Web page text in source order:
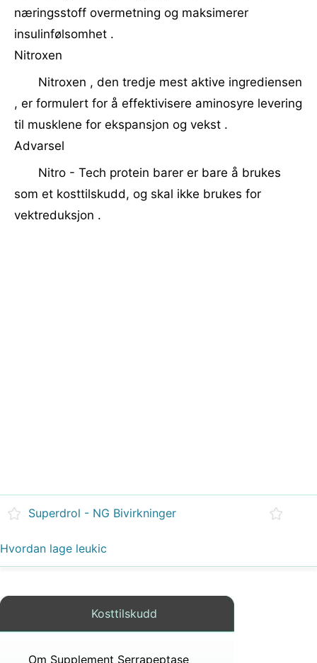
næringsstoff overmetning og maksimerer
insulinfølsomhet .
Nitroxen
Nitroxen , den tredje mest aktive ingrediensen
, er formulert for å effektivisere aminosyre levering
til musklene for ekspansjon og vekst .
Advarsel
Nitro - Tech protein barer er bare å brukes
som et kosttilskudd, og skal ikke brukes for
vektreduksjon .
Superdrol - NG Bivirkninger
Hvordan lage leukic
Kosttilskudd
Om Supplement Serrapeptase